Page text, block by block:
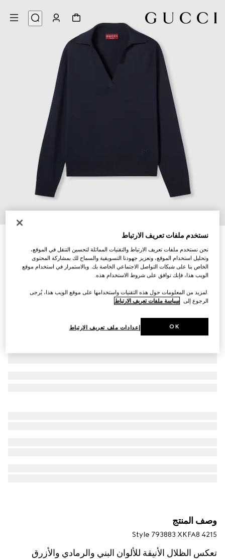
بلوزة بولو من الصوف الفاخر للغاية
تنويعاتأزرق بحري
وصف المنتج
Style ‎793883 XKFA8 4215
تعكس الظلال الأنيقة للألوان البني والرمادي والأزرق
نستخدم ملفات تعريف الارتباط
نحن نستخدم ملفات تعريف الارتباط والتقنيات المماثلة لتحسين التنقل في الموقع،
وتحليل استخدام الموقع، وتعزيز جهودنا التسويقية والسماح لك بمشاركة المحتوى
الخاص بنا على شبكات التواصل الاجتماعي الخاصة بك. وبالاستمرار في استخدام موقع
الويب هذا، فإنك توافق على شروط الاستخدام هذه.
.لمزيد من المعلومات حول هذه التقنيات واستخدامها على موقع الويب هذا، يُرجى
الرجوع إلى سياسة ملفات تعريف الارتباط
إعدادات ملف تعريف الارتباط OK